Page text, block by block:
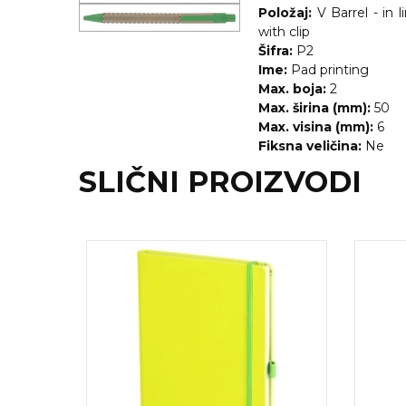
Položaj: V Barrel - in
with clip
Šifra: P2
Ime: Pad printing
Max. boja: 2
Max. širina (mm): 50
Max. visina (mm): 6
Fiksna veličina: Ne
SLIČNI PROIZVODI